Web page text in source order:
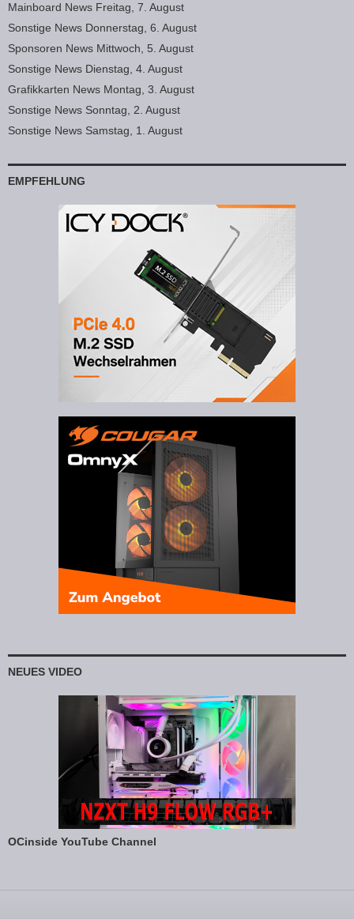
Mainboard News Freitag, 7. August
Sonstige News Donnerstag, 6. August
Sponsoren News Mittwoch, 5. August
Sonstige News Dienstag, 4. August
Grafikkarten News Montag, 3. August
Sonstige News Sonntag, 2. August
Sonstige News Samstag, 1. August
EMPFEHLUNG
NEUES VIDEO
OCinside YouTube Channel